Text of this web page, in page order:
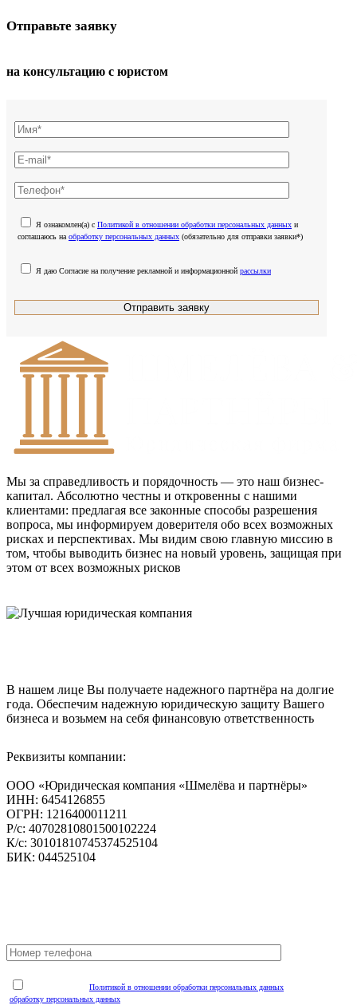
Отправьте заявку
на консультацию с юристом
Я ознакомлен(а) с Политикой в отношении обработки персональных данных и
соглашаюсь наобработку персональных данных (обязательно для отправки заявки*)
Я даю Согласие на получение рекламной и информационной рассылки
Мы за справедливость и порядочность — это наш бизнес-
капитал. Абсолютно честны и откровенны с нашими
клиентами: предлагая все законные способы разрешения
вопроса, мы информируем доверителя обо всех возможных
рисках и перспективах. Мы видим свою главную миссию в
том, чтобы выводить бизнес на новый уровень, защищая при
этом от всех возможных рисков
В нашем лице Вы получаете надежного партнёра на долгие
года. Обеспечим надежную юридическую защиту Вашего
бизнеса и возьмем на себя финансовую ответственность
Реквизиты компании:
ООО «Юридическая компания «Шмелёва и партнёры»
ИНН: 6454126855
ОГРН: 1216400011211
Р/с: 40702810801500102224
К/с: 30101810745374525104
БИК: 044525104
Политикой в отношении обработки персональных данных
обработку персональных данных